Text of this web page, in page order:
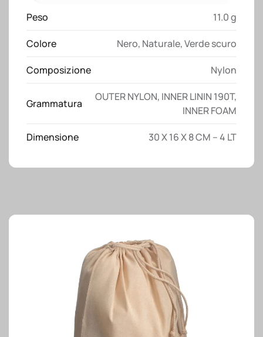
regolabile,
chiusura
con
zip
quantità
Peso 11.0 g
Colore Nero, Naturale,Verde scuro
Composizione Nylon
Grammatura
OUTER NYLON, INNER LININ 190T,
INNER FOAM
Dimensione 30 X 16 X 8 CM – 4 LT